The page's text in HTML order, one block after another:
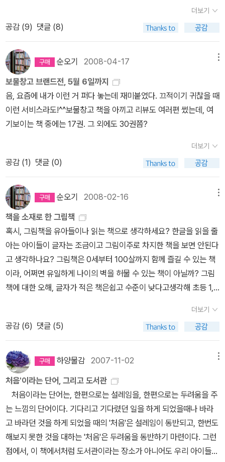
어떻게든 입장 바꿔생각해보기를 권한다. 364. 영원히 사는
법책 속에 길이 있고 답이 있다. 한솔아 너는 아직 잘 모르겠지만...
현실에서는 할 수 없는 일이지만, 책에서는 무엇이든 할 수 있
지. 365. 도도새는 어디로 갔을까? (웅진어린이과학공작소 -
환경과 미래)도도새는 물론이고 세상에는 사라진 것들이 정말 많다.
환경에 대한 생각을 다시 하게 하는 책. 366. 모두 함께 사는 지구 (웅
진어린이과학공작소 - 환경과 미래)지구상에 존재하는 수많은 생물
벨 디즈니자이언트 명작)부자집에서 귀족처럼 살아온 고양이가 집사
의 계략으로 버려진다. 고양이들이 집으로 찾아오는 과정에서 집에서
의 안락함이 아닌 세상을 구경한다. 그리고 고양이들을 버렸던 집사
가 벌을 받는다. 저 고양이들이 고양이가 아니라 사람이라고 해도 이
야기가 될 것 같다. 368. 수리수리마하수리 (프뢰벨 다중지능3단계
- 언어지능 6, 끝말잇기)신데렐라 이야기를 모티브로 끝말잇기를 하
며 어휘를 늘려가는 책. 한솔이가 읽기에는 조금 쉽지만 그래도 읽을
만하다
까? 하는 쓸데없는 걱정은 안해도 된다. 어른들이 걱정이 되어 과장
되게 말하긴 했지만, 그것이 사실이기도 하니까 말이다. 다만, 어른들
이 규정지어놓은 틀에 의해 우리 아이들이 자기와 조금 다른 이들과
만남자체를 포기하지는 말았으면 한다. 286. 사라진 섬을 찾아라!
(웅진어린이과학공작소, 환경과 미래)사라진 섬을 찾아나선 유엔과
학수사대. 환경문제를 재미나게 풀어냈다. 7살 한솔이도 재미나게 읽
어내는 책. 287. 짠 변장하는 산동물 한솔이가 읽고 읽고 또 읽는 책.
이 시리즈의 책을 다 좋아하지만, 특히 변장하는 동물들에 대한 이 책
은 특히 많이 읽은 듯하다. 288. 반가워 듀크
싶지만 그러지 못하는 한솔이. 그래서일까 이 책을 통해 많은 걸 읽고
서 보는데, 얼마전 동물병원에 갔다온 뒤로 그 관심이 더 커진듯하
다. 289. 세상에서 가장 유명한 변기
나면 꼭 이 책을 꺼내온다. 이 책 뒤에 백남준의 작품이 실려잇기 때문
인데. 현대미술을 이해하는데 조금이나마 도움이 되지 않을까싶
다. 290. 102마리 달마시안 (프뢰벨 디즈니자이언트 명작)강아
지에 대한 관심이 집에 있는 강아지책들로 옮아가 다시 읽은 책. 29
1. 내 이웃은 강아지
이 책은 강아지에 대한 책은 아니다. 주인공이 강
아지일 뿐이다. 나와 다른 사람에 대한 생각을 하게 하는 책인데, 한솔
이는 오로지 주인공이 강아지라는 이유로 다시 읽은 책. ^^; 292.
당을 나온 암탉'을 더 좋아하는데, 애니메이션 영화를 본 뒤 이그림책
을 보면서 다시 회상하는 듯하다.
책을 꽂았더니 보기에 좀 낫군요.개관식 하기 전에 여기에 가로 200
센티 세로 120센티 책꽂이를 맞춰 그림책을 꽂고, 위에 게시판을 걸
만, TV를 치우고 그렇게 해 놓으면 도서관 분위기가 날 거 같아요.다
리미는 안 보이게 예쁜 그림으로 가려 놓을까? 우리 아들 초딩때 야
구공 던져서 유리를 깼는데, 10년 만에 단장을 해줘야지.ㅋㅋ 화장
실 문 옆에 걸린 선반에는 화분을 올려 두었고, 거실 창 앞에 철제 책
꽂이를 하나 더 들여서 나란히 나란히..... 어찌됐든 오늘 EBS 피디
와 카메라 담당하신 분이 온다니까, 1시부터 촬영을 하긴 하나 봅니
리기를 해야 될 듯합니다.자기들이 보여주고 싶은 장면을(만) 담으면
다큐가 아니니까.... 50분 다큐에 직장독서, 가정독서.... 이런 식으로
몇 개 들어가는데가정(족)독서에 몇 몇 가족이 참여하는 줄 알았는데,
가정(족) 독서는 우리가족만 찍는대서 좀 부담이 되지만,최대한 우리
가족 실생활을 그대로 보여주는 쪽으로 가보렵니다. 그동안 도서관에
관한 책이나 독서에 대한 책을 읽고 사고... 현재 늘푸른 도서관 소장
도서만 담아봅니다.<도서관> 엘리자베스 브라운의 삶을 꿈꾸며....
쓸고 닦고 청결 주부보다는 책읽기를 더 좋아한 덕에, 책도 쌓이고 먼
지도 쌓이고...^^ 접힌 부분 펼치기 ▼
펼친 부분 접기 ▲ 아~ 추가하는 자랑질!^^ EB
S 다큐팀에서 우리집에 촬영온다는 페이퍼를 본 000 출판사에서 늘
푸른 작은도서관 소장 리스트를 확인하고, 내게 없는 책과 소식지를
~~~ ^^ 아래 세 권은 공교롭게 구판 소장했는데, 개정판을 얻었
소장도서 리스트에 추가하겠습니다!
키우고 싶다면 이런 그림책을 보여주자!유아를 위한 보드북,책을 좋
아하는 우리 아이, 사랑스런 모습에 반한다.책읽는 엄마가 책읽는 아
이로 만든다.앤서니 브라운의 그림책.자기가 좋아하는 책을 소개하는
침팬지와 같이 책벌레가 될 수 있다.세살 버릇, 여든까지~~~ 보드북
이라 유아에게 좋다.'와작와작 꿀꺽 책을 먹으면 맛이 있을까?'책을
야금야금 씹어먹는 아이, 이 책은 정말 귀퉁이가 뜯어 먹은 것처럼 되
어 있어 아이들을 어리둥절하게 만든다. 하지만, 다 읽고 난 아이들은
왜 그런지 깨닫곤 '아하~' 소리친다.요즘의 도서관은 다 전자화되어
조금 맞지 않는 부분을 발견하지만, 옛날엔 그랬구나 이해할 수 있는
책이다, 학교마다 도서관이 있고, 대출시스템이 좋은지라 연체의 공
포를 느꼈던아이들은 책 속 비벌리에 공감한다.흑백의 연필삽화로 도
기 아이들에게 좋을 듯하다. 엄마와 같이 도서관 나들이 경험이 있는
아이라면 다 알아들을 수 있는 이야기.'히야~이런 것들이 애완동물이
야!' 애완동물의 수준에 눈이 휘둥그래지고, 도서관에 같이 갈 수 있는
애완동물이 마구 부러운 녀석들! 하지만 도서관에서 어떻게 해야 하
는지를 알려주는 책으로 도서관 출입을 하는 아이들에게 읽어주면 최
고다!마을 도서관을 꿈꾸는 내게 최고의 책으로 간택된 책이다.^^책
을 좋아하는 엘리자베스 브라운처럼 '나도 나중에 저렇게 할거에요'
생각하는 녀석들이 한 둘쯤은 생긴다. 세상을 위한 비전을 갖는다는
삶을 꿈꾸며...도서관 책을 내 책이라고 우기는 롤라, '벌레랑 나비랑
딱정벌레가 나오는 책'만 보겠다는롤라를 설득시켜세상엔 얼마나 재
미있는 책이 많다는 걸 알려주는 찰리.도서관 책은 내 책이 아니고 누
구나 같이본다는 것과아무리 좋은 책도 편식하면 안된다는 걸 알려준
다.를리외르란 책에 새로운 생명을 불어넣는 직업이다. 책을 아름답
게 오래 보관할 수 있게 한다니 얼마나 매력적인가! 수채화 그림과 더
불어 마음을 앗아가는 책! 이 책은망가질까봐 절대 빌려주지 않고, 오
로지 나혼자 즐긴다.^^내용과 제목이 안 어울려서 '아름다운 책'이 아
니라, '쓸모있는 책'이라고 붙여야 될 것 같은 이야기다. 실제 생활에
서도 책은 여러모로 쓸모 있다는 공감을 하게 한다. 책 내용을 실제처
럼 느끼며 책에 빠져드는 동생 빅토르가 사랑스럽다. 반전이 아주 맘
더보기
공감 (9) 댓글 (8)
순오기 2008-04-17
보물창고 브랜드전, 5월 6일까지
음, 요즘에 내가 이런 거 퍼다 놓는데 재미붙였다. 끄적이기 귀찮을 때
이런 서비스라도!^^보물창고 책을 아끼고 리뷰도 여러편 썼는데, 여
기보이는 책 중에는 17권. 그 외에도 30권쯤?
더보기
공감 (1) 댓글 (0)
순오기 2008-02-16
책을 소재로 한 그림책
혹시, 그림책을 유아들이나 읽는 책으로 생각하세요? 한글을 읽을 줄
아는 아이들이 글자는 조금이고 그림이주로 차지한 책을 보면 안된다
고 생각하나요? 그림책은 0세부터 100살까지 함께 즐길 수 있는 책
이라, 어쩌면 유일하게 나이의 벽을 허물 수 있는 책이 아닐까? 그림
책에 대한 오해, 글자가 적은 책은쉽고 수준이 낮다고생각해 초등 1,2
지? 하지만, 그림책이 수준이 낮거나 독서의 질을 떨어뜨리는 건 아
니다. 그림책은 문학, 과학, 역사, 인물, 철학 등 모든 주제를 다루기
에, 여러 분야의 그림책을 읽은 아이는 다른 책도 쉽게 받아 들인다.그
림책은 아이들이 가장 먼저 접하는 예술작품으로 잘 그린 그림책은
한 폭의 명화와 같다. 좋은 그림책을 많이 본 아이들은 색감이 좋고 형
태도 잘 그리며, 상상력도 뛰어나화면도 척척 잘 구성해낸다. 우리 아
이들은 셋 다 그림책을 보며 미술적인 감성과 감각을 키웠고, 스무 살,
열여섯 살, 열네 살이 된 지금도 즐겨보는 그림책 매니아다. 그림에 대
한 감성과 재능을 키울 수 있는 그림책을 주제별로 정리해 본다. 오늘
은 책을 주제로 유아부터 어른까지 즐길 수 있는 그림책을 주인공으
로 모시는데, 다 외국책 뿐이다. 우리 창작 그림책은 없는지 생각나지
더보기
공감 (6) 댓글 (5)
하양물감2007-11-02
처음'이라는 단어, 그리고 도서관
처음이라는 단어는, 한편으로는 설레임을, 한편으로는 두려움을 주
는 느낌의 단어이다. 기다리고 기다렸던 일을 하게 되었을때나 바라
고 바라던 것을 하게 되었을 때의 '처음'은 설레임이 동반되고, 한번도
해보지 못한 것을 대하는 '처음'은 두려움을 동반하기 마련이다. 그런
점에서, 이 책에서처럼 도서관이라는 장소가 아니어도 우리 아이들이